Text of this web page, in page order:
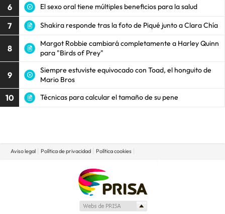
6 El sexo oral tiene múltiples beneficios para la salud
7 Shakira responde tras la foto de Piqué junto a Clara Chía
8
Margot Robbie cambiará completamente a Harley Quinn
para "Birds of Prey"
9
Siempre estuviste equivocado con Toad, el honguito de
Mario Bros
10 Técnicas para calcular el tamaño de su pene
Aviso legal Política de privacidad Política cookies